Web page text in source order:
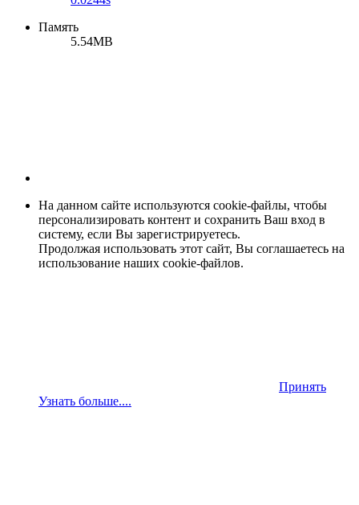
Память
5.54MB
На данном сайте используются cookie-файлы, чтобы
персонализировать контент и сохранить Ваш вход в
систему, если Вы зарегистрируетесь.
Продолжая использовать этот сайт, Вы соглашаетесь на
использование наших cookie-файлов.
Принять
Узнать больше....